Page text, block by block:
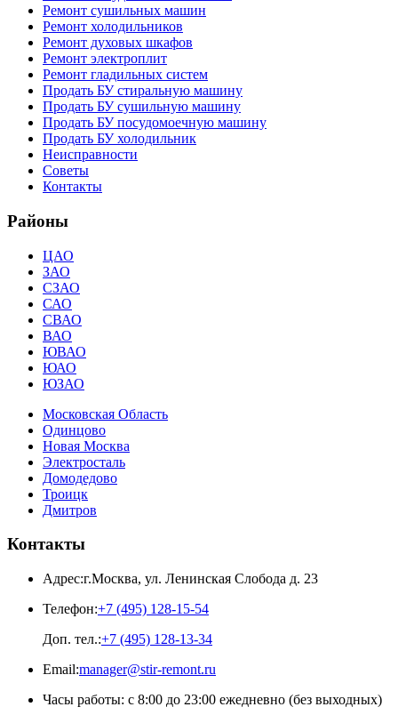
Ремонт сушильных машин
Ремонт холодильников
Ремонт духовых шкафов
Ремонт электроплит
Ремонт гладильных систем
Продать БУ стиральную машину
Продать БУ сушильную машину
Продать БУ посудомоечную машину
Продать БУ холодильник
Неисправности
Советы
Контакты
Районы
ЦАО
ЗАО
СЗАО
САО
СВАО
ВАО
ЮВАО
ЮАО
ЮЗАО
Московская Область
Одинцово
Новая Москва
Электросталь
Домодедово
Троицк
Дмитров
Контакты
Адрес:г.Москва, ул. Ленинская Слобода д. 23
Телефон:+7 (495) 128-15-54
Доп. тел.:+7 (495) 128-13-34
Email:manager@stir-remont.ru
Часы работы: с 8:00 до 23:00 ежедневно (без выходных)